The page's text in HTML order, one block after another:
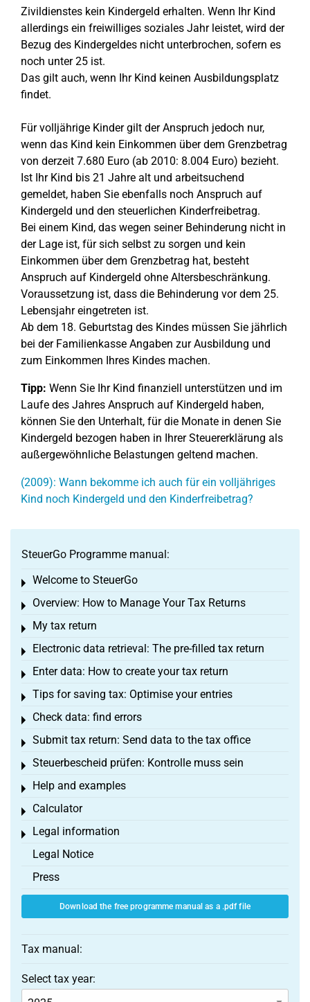
Zivildienstes kein Kindergeld erhalten. Wenn Ihr Kind
allerdings ein freiwilliges soziales Jahr leistet, wird der
Bezug des Kindergeldes nicht unterbrochen, sofern es
noch unter 25 ist.
Das gilt auch, wenn Ihr Kind keinen Ausbildungsplatz
findet.
Für volljährige Kinder gilt der Anspruch jedoch nur,
wenn das Kind kein Einkommen über dem Grenzbetrag
von derzeit 7.680 Euro (ab 2010: 8.004 Euro) bezieht.
Ist Ihr Kind bis 21 Jahre alt und arbeitsuchend
gemeldet, haben Sie ebenfalls noch Anspruch auf
Kindergeld und den steuerlichen Kinderfreibetrag.
Bei einem Kind, das wegen seiner Behinderung nicht in
der Lage ist, für sich selbst zu sorgen und kein
Einkommen über dem Grenzbetrag hat, besteht
Anspruch auf Kindergeld ohne Altersbeschränkung.
Voraussetzung ist, dass die Behinderung vor dem 25.
Lebensjahr eingetreten ist.
Ab dem 18. Geburtstag des Kindes müssen Sie jährlich
bei der Familienkasse Angaben zur Ausbildung und
zum Einkommen Ihres Kindes machen.
Tipp: Wenn Sie Ihr Kind finanziell unterstützen und im
Laufe des Jahres Anspruch auf Kindergeld haben,
können Sie den Unterhalt, für die Monate in denen Sie
Kindergeld bezogen haben in Ihrer Steuererklärung als
außergewöhnliche Belastungen geltend machen.
(2009): Wann bekomme ich auch für ein volljähriges
Kind noch Kindergeld und den Kinderfreibetrag?
SteuerGo Programme manual:
Welcome to SteuerGo
Toggle menu
Overview: How to Manage Your Tax Returns
Toggle menu
My tax return
Toggle menu
Electronic data retrieval: The pre-filled tax return
Toggle menu
Enter data: How to create your tax return
Toggle menu
Tips for saving tax: Optimise your entries
Toggle menu
Check data: find errors
Toggle menu
Submit tax return: Send data to the tax office
Toggle menu
Steuerbescheid prüfen: Kontrolle muss sein
Toggle menu
Help and examples
Toggle menu
Calculator
Toggle menu
Legal information
Toggle menu
Legal Notice
Press
Download the free programme manual as a .pdf file
Tax manual:
Select tax year: